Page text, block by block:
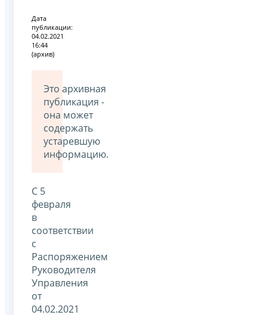
Дата
публикации:
04.02.2021
16:44
(архив)
Это архивная
публикация -
она может
содержать
устаревшую
информацию.
С 5
февраля
в
соответствии
с
Распоряжением
Руководителя
Управления
от
04.02.2021